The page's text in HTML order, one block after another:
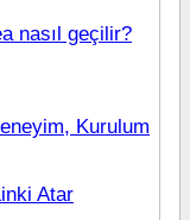
nasıl geçilir?
Kurulum
Atar